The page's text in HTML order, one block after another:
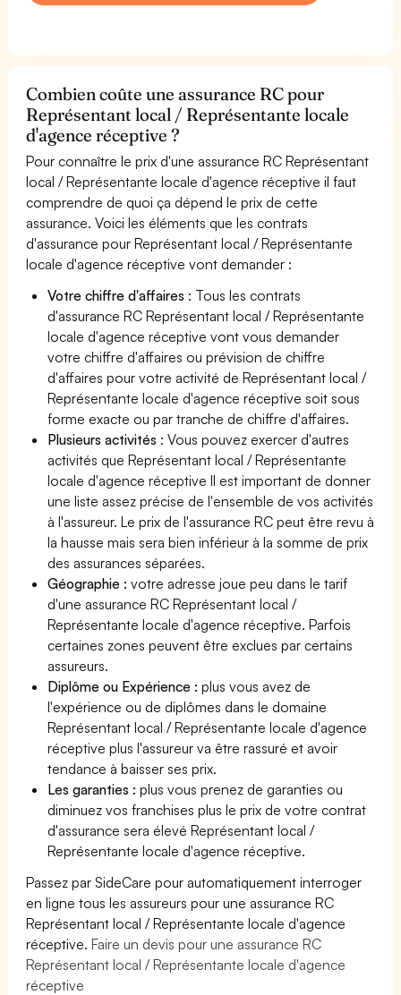
Combien coûte une assurance RC pour
Représentant local / Représentante locale
d'agence réceptive ?
Pour connaître le prix d'une assurance RC Représentant
local / Représentante locale d'agence réceptive il faut
comprendre de quoi ça dépend le prix de cette
assurance. Voici les éléments que les contrats
d'assurance pour Représentant local / Représentante
locale d'agence réceptive vont demander :
Votre chiffre d'affaires : Tous les contrats
d'assurance RC Représentant local / Représentante
locale d'agence réceptive vont vous demander
votre chiffre d'affaires ou prévision de chiffre
d'affaires pour votre activité de Représentant local /
Représentante locale d'agence réceptive soit sous
forme exacte ou par tranche de chiffre d'affaires.
Plusieurs activités : Vous pouvez exercer d'autres
activités que Représentant local / Représentante
locale d'agence réceptive Il est important de donner
une liste assez précise de l'ensemble de vos activités
à l'assureur. Le prix de l'assurance RC peut être revu à
la hausse mais sera bien inférieur à la somme de prix
des assurances séparées.
Géographie :votre adresse joue peu dans le tarif
d'une assurance RC Représentant local /
Représentante locale d'agence réceptive. Parfois
certaines zones peuvent être exclues par certains
assureurs.
Diplôme ou Expérience :plus vous avez de
l'expérience ou de diplômes dans le domaine
Représentant local / Représentante locale d'agence
réceptive plus l'assureur va être rassuré et avoir
tendance à baisser ses prix.
Les garanties :plus vous prenez de garanties ou
diminuez vos franchises plus le prix de votre contrat
d'assurance sera élevé Représentant local /
Représentante locale d'agence réceptive.
Passez par SideCare pour automatiquement interroger
en ligne tous les assureurs pour une assurance RC
Représentant local / Représentante locale d'agence
réceptive.Faire un devis pour une assurance RC
Représentant local / Représentante locale d'agence
réceptive